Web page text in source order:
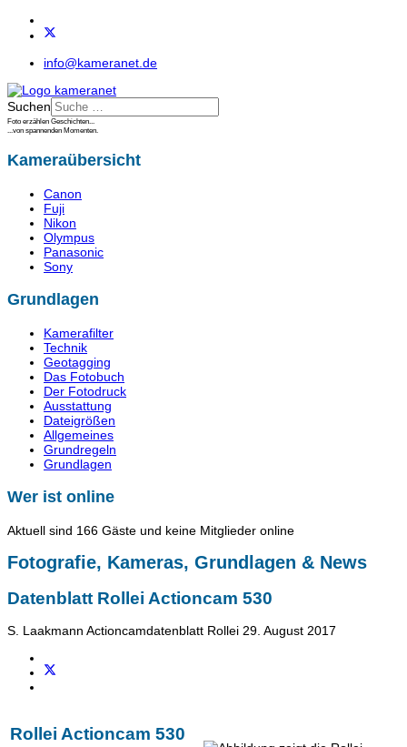
info@kameranet.de
Suchen
Foto erzählen Geschichten...
...von spannenden Momenten.
Kameraübersicht
Canon
Fuji
Nikon
Olympus
Panasonic
Sony
Grundlagen
Kamerafilter
Technik
Geotagging
Das Fotobuch
Der Fotodruck
Ausstattung
Dateigrößen
Allgemeines
Grundregeln
Grundlagen
Wer ist online
Aktuell sind 166 Gäste und keine Mitglieder online
Fotografie, Kameras, Grundlagen & News
Datenblatt Rollei Actioncam 530
S. Laakmann Actioncamdatenblatt Rollei 29. August 2017
Rollei Actioncam 530